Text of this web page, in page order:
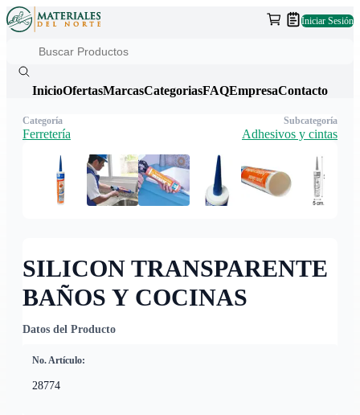
Iniciar Sesión
InicioOfertasMarcasCategoriasFAQEmpresaContacto
SILICON TRANSPARENTE
BAÑOS Y COCINAS
Datos del Producto
No. Artículo:
28774
Categoría
Ferretería
Subcategoría
Adhesivos y cintas